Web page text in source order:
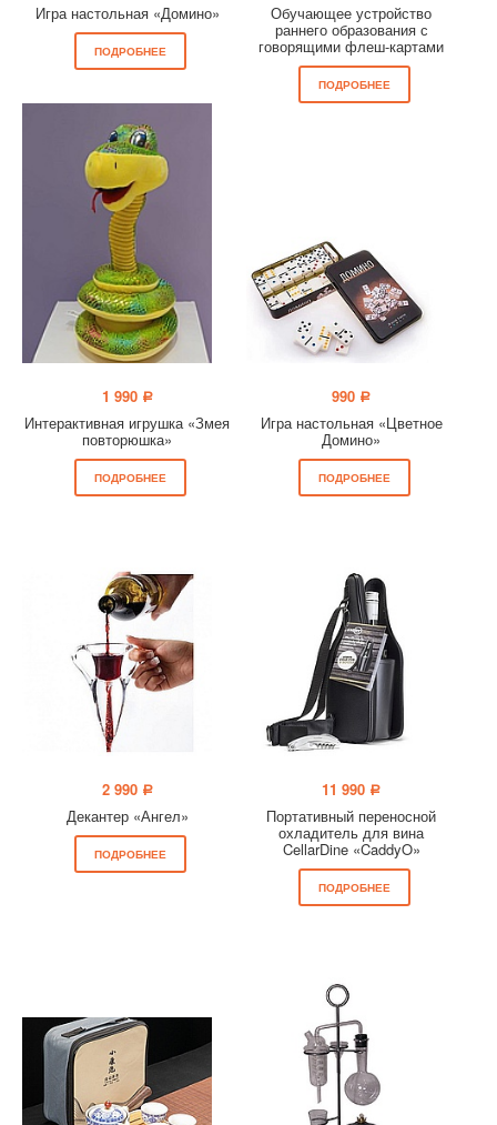
Игра настольная «Домино»
ПОДРОБНЕЕ
Обучающее устройство
раннего образования с
говорящими флеш-картами
ПОДРОБНЕЕ
1 990 a
Интерактивная игрушка «Змея
повторюшка»
ПОДРОБНЕЕ
990 a
Игра настольная «Цветное
Домино»
ПОДРОБНЕЕ
2 990 a
Декантер «Ангел»
ПОДРОБНЕЕ
11 990 a
Портативный переносной
охладитель для вина
CellarDine «CaddyO»
ПОДРОБНЕЕ